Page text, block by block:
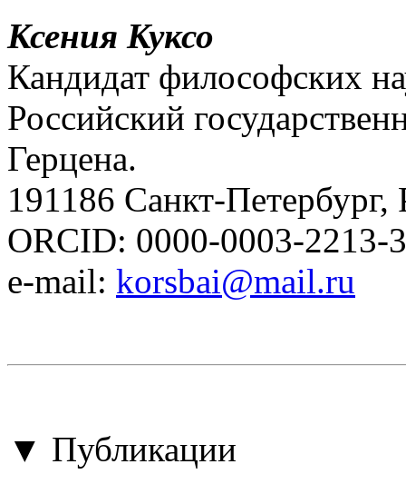
Ксения Куксо
Кандидат философских
Российский
Герцена.
191186 Санкт-Петербург,
ORCID: 0000-0003-2213-
e-mail: korsbai@mail.ru
▼ Публикации